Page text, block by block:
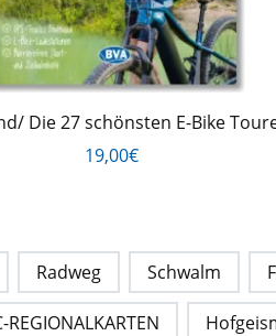
Die 27 schönsten E-Bike
19,00€
Radweg Schwalm
REGIONALKARTEN